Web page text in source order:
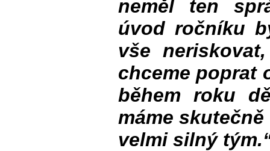
neměl ten
úvod ročníku
vše
chceme poprat
během roku
máme
velmi silný